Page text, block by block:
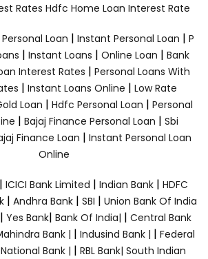
Rates Hdfc Home Loan Interest Rate
Personal Loan | Instant Personal Loan | P
| Instant Loans | Online Loan | Bank
Interest Rates | Personal Loans With
| Instant Loans Online | Low Rate
Loan | Hdfc Personal Loan | Personal
| Bajaj Finance Personal Loan | Sbi
Finance Loan | Instant Personal Loan
Online
| ICICI Bank Limited | Indian Bank | HDFC
| Andhra Bank| SBI | Union Bank Of India
| Yes Bank| Bank Of India| | Central Bank
Bank | | Indusind Bank | | Federal
Bank | | RBL Bank| South Indian